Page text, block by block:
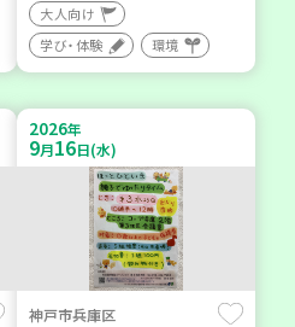
大人向け
学び・体験
環境
2026年
9月16日(水)
神戸市兵庫区